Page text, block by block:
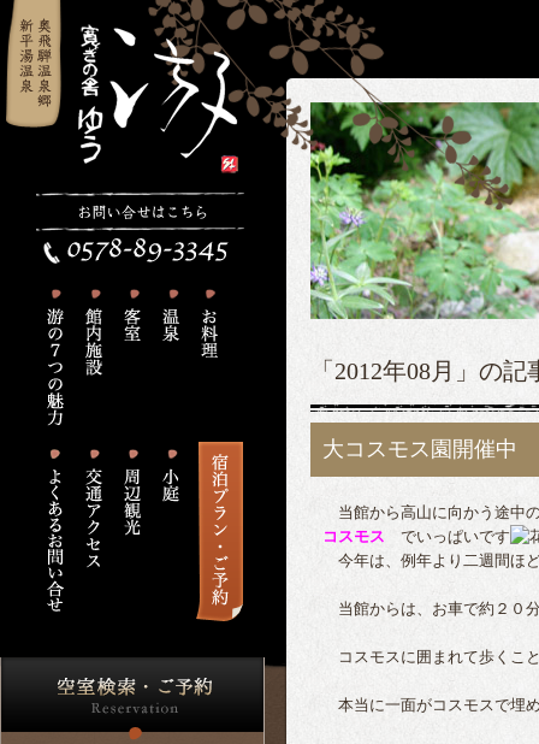
「2012年08月」の記
大コスモス園開催中
当館から高山に向かう途中
コスモス でいっぱいです
今年は、例年より二週間ほ
当館からは、お車で約２０
コスモスに囲まれて歩くこ
本当に一面がコスモスで埋